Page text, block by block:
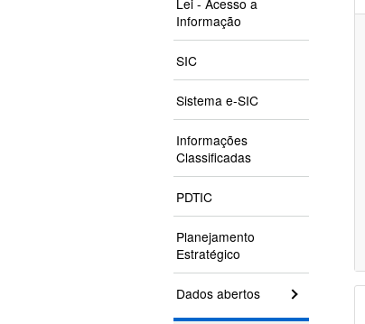
Lei - Acesso a
Informação
SIC
Sistema e-SIC
Informações
Classificadas
PDTIC
Planejamento
Estratégico
Dados abertos